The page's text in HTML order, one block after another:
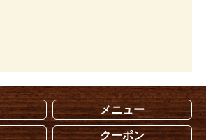
メニュー
クーポン